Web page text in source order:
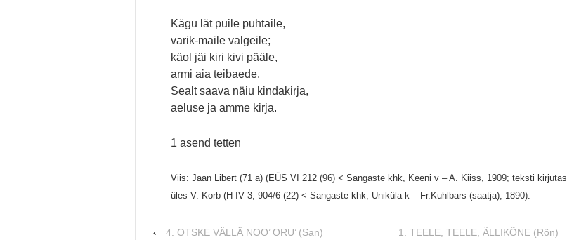
Kägu lät puile puhtaile,
varik-maile valgeile;
käol jäi kiri kivi pääle,
armi aia teibaede.
Sealt saava näiu kindakirja,
aeluse ja amme kirja.
1 asend tetten
Viis: Jaan Libert (71 a) (EÜS VI 212 (96) < Sangaste khk, Keeni v – A. Kiiss, 1909; teksti kirjutas
üles V. Korb (H IV 3, 904/6 (22) < Sangaste khk, Uniküla k – Fr.Kuhlbars (saatja), 1890).
‹ 4. OTSKE VÄLLÄ NOO’ ORU’ (San) 1. TEELE, TEELE, ÄLLIKÕNE (Rõn)